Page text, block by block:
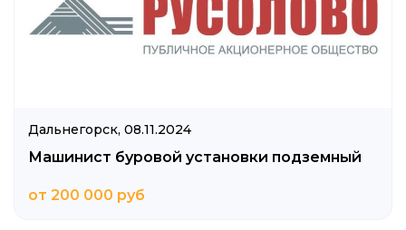
Дальнегорск, 08.11.2024
Машинист буровой установки подземный
от 200 000 руб